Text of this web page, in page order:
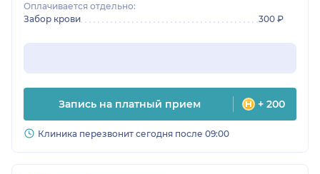
Оплачивается отдельно:
Забор крови
300 ₽
Запись на платный прием + 200
Клиника перезвонит сегодня после 09:00